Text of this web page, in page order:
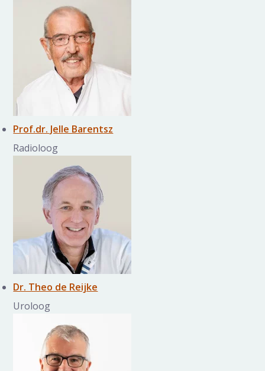
Prof.dr. Jelle Barentsz
Radioloog
Dr. Theo de Reijke
Uroloog